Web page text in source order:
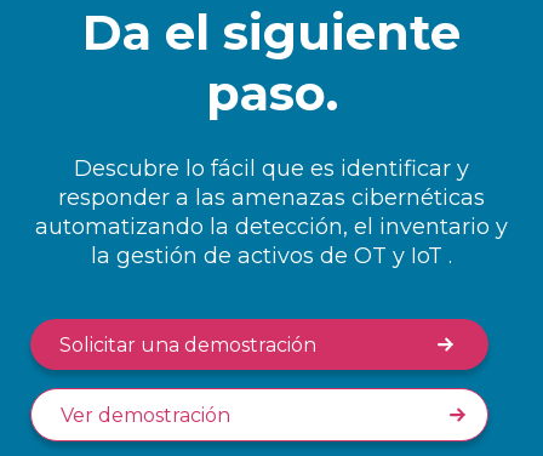
Da el siguiente
paso.
Descubre lo fácil que es identificar y
responder a las amenazas cibernéticas
automatizando la detección, el inventario y
la gestión de activos de OT y IoT .
Solicitar una demostración
Ver demostración